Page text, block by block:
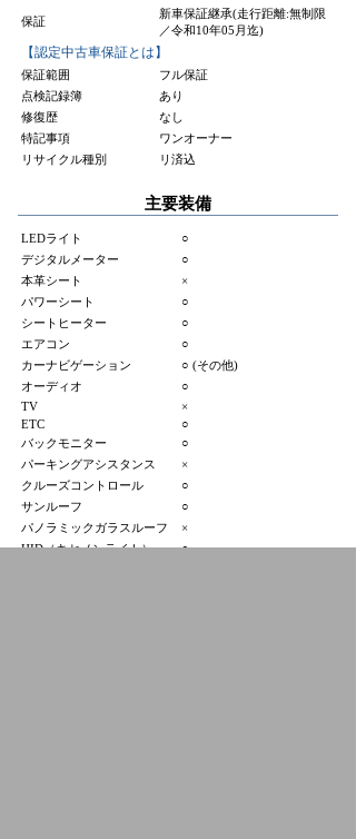
保証
新車保証継承(走行距離:無制限
／令和10年05月迄)
【認定中古車保証とは】
保証範囲
フル保証
点検記録簿
あり
修復歴
なし
特記事項
ワンオーナー
リサイクル種別
リ済込
主要装備
LEDライト
○
デジタルメーター
○
本革シート
×
パワーシート
○
シートヒーター
○
エアコン
○
カーナビゲーション
○ (その他)
オーディオ
○
TV
×
ETC
○
バックモニター
○
パーキングアシスタンス
×
クルーズコントロール
○
サンルーフ
○
パノラミックガラスルーフ
×
HID（キセノンライト）
○